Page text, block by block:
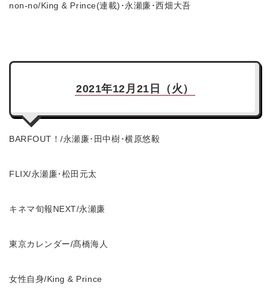
non-no/King & Prince(連載)･永瀬廉･西畑大吾
2021年12月21日（火）
BARFOUT！/永瀬廉･田中樹･横原悠毅
FLIX/永瀬廉･松田元太
キネマ旬報NEXT/永瀬廉
東京カレンダー/髙橋海人
女性自身/King & Prince